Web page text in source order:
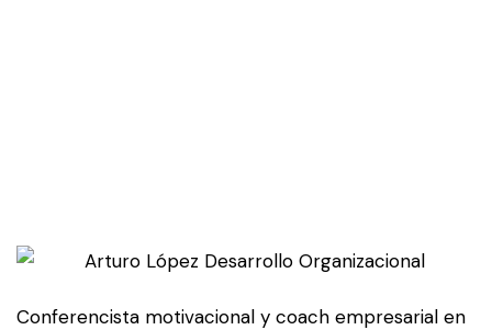
Conferencista motivacional y coach empresarial en